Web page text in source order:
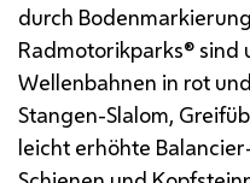
durch
Radmotorikparks® sind
Wellenbahnen in rot
Stangen-Slalom,
leicht erhöhte